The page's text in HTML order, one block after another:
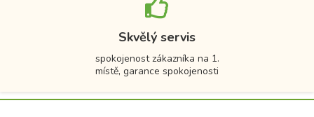
Skvělý servis
spokojenost zákazníka na 1.
místě, garance spokojenosti